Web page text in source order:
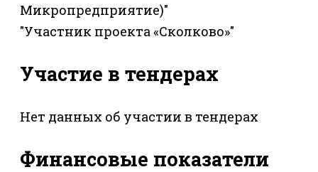
Микропредприятие)"
"Участник проекта «Сколково»"
Участие в тендерах
Нет данных об участии в тендерах
Финансовые показатели